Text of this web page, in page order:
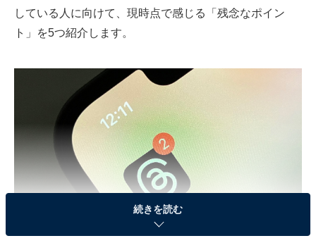
している人に向けて、現時点で感じる「残念なポイン
ト」を5つ紹介します。
続きを読む